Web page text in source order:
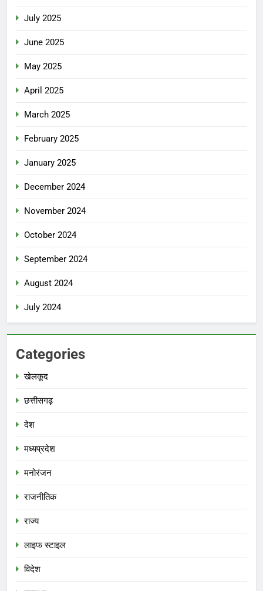
July 2025
June 2025
May 2025
April 2025
March 2025
February 2025
January 2025
December 2024
November 2024
October 2024
September 2024
August 2024
July 2024
Categories
खेलकूद
छत्तीसगढ़
देश
मध्‍यप्रदेश
मनोरंजन
राजनीतिक
राज्य
लाइफ स्टाइल
विदेश